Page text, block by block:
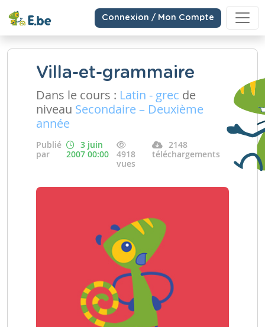
Connexion / Mon Compte
Villa-et-grammaire
Dans le cours : Latin - grec de
niveau Secondaire – Deuxième
année
Publié
par
3 juin
2007 00:00
4918
vues
2148
téléchargements